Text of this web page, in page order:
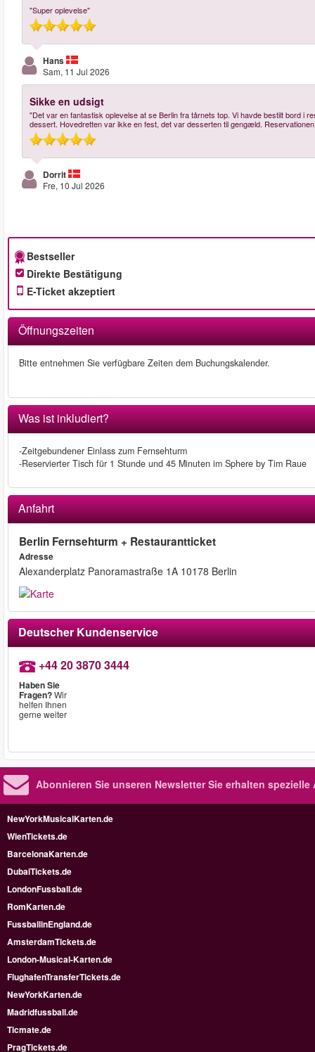
"Super oplevelse"
Hans
Sam, 11 Jul 2026
Sikke en udsigt
"Det var en fantastisk oplevelse at se Berlin fra tårnets top. Vi havde bestilt bord i
dessert. Hovedretten var ikke en fest, det var desserten til gengæld.
Dorrit
Fre, 10 Jul 2026
Bestseller
Direkte Bestätigung
E-Ticket akzeptiert
Öffnungszeiten
Bitte entnehmen Sie verfügbare Zeiten dem Buchungskalender.
Was ist inkludiert?
-Zeitgebundener Einlass zum Fernsehturm
-Reservierter Tisch für 1 Stunde und 45 Minuten im Sphere by Tim Raue
Anfahrt
Berlin Fernsehturm + Restaurantticket
Adresse
Alexanderplatz Panoramastraße 1A 10178 Berlin
Deutscher Kundenservice
+44 20 3870 3444
Haben Sie
Fragen?Wir
helfen Ihnen
gerne weiter
Abonnieren Sie unseren NewsletterSie erhalten spezielle
NewYorkMusicalKarten.de
WienTickets.de
BarcelonaKarten.de
DubaiTickets.de
LondonFussball.de
RomKarten.de
FussballinEngland.de
AmsterdamTickets.de
London-Musical-Karten.de
FlughafenTransferTickets.de
NewYorkKarten.de
Madridfussball.de
Ticmate.de
PragTickets.de